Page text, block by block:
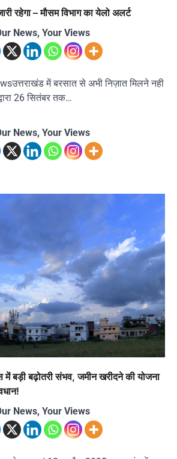
रहेगा – मौसम विभाग का येलो अलर्ट
News, Your Views
में बरसात से अभी निज़ात मिलने नही
26 सितंबर तक…
News, Your Views
में बड़ी बढ़ोतरी संभव, जमीन खरीदने की योजना
News, Your Views